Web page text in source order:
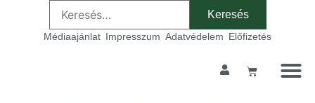
Médiaajánlat Impresszum Adatvédelem Előfizetés